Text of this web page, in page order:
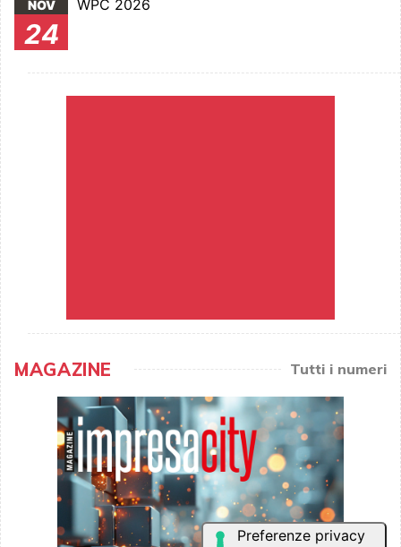
NOV
24
WPC 2026
MAGAZINE Tutti i numeri